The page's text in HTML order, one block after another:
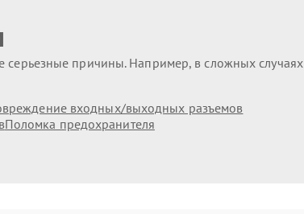
серьезные причины. Например, в сложных случаях
входных/выходных разъемов
Поломка предохранителя